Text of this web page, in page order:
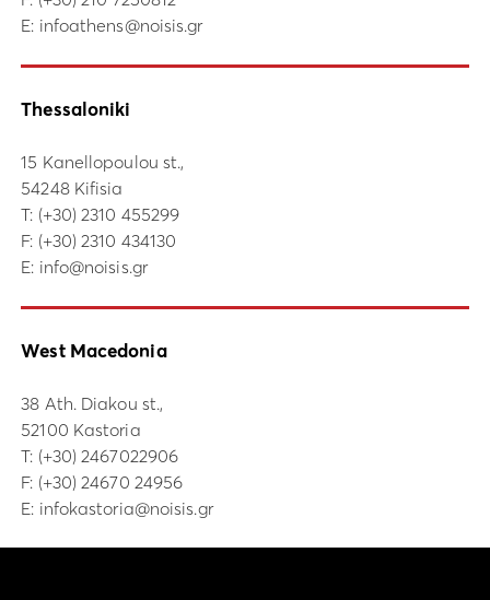
E: infoathens@noisis.gr
Thessaloniki
15 Kanellopoulou st.,
54248 Kifisia
Τ: (+30) 2310 455299
F: (+30) 2310 434130
E: info@noisis.gr
West Macedonia
38 Ath. Diakou st.,
52100 Kastoria
Τ: (+30) 2467022906
F: (+30) 24670 24956
E: infokastoria@noisis.gr